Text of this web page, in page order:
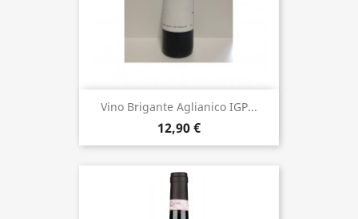
Vino Brigante Aglianico IGP...
12,90 €